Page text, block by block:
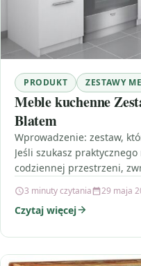
PRODUKT ZESTAWY
Meble kuchenne
Blatem
Wprowadzenie: zestaw,
Jeśli szukasz
codziennej przestrzeni,
3 minuty czytania 29 maja
Czytaj więcej